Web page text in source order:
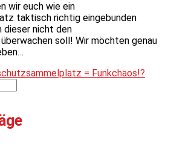
wir euch wie ein
taktisch richtig eingebunden
dieser nicht den
soll! Wir möchten genau
= Funkchaos!?